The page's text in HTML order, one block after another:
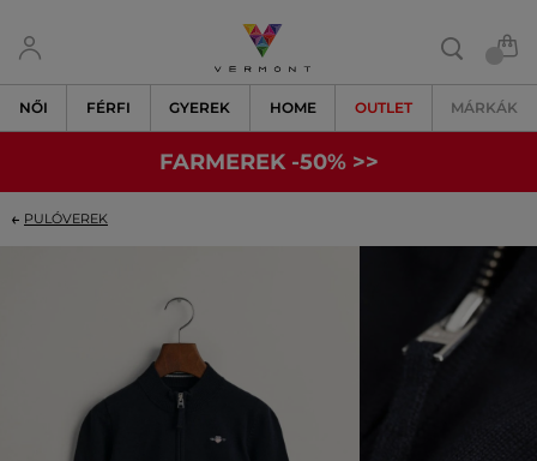
NŐI FÉRFI GYEREK HOME OUTLET MÁRKÁK
FARMEREK -50% >>
PULÓVEREK